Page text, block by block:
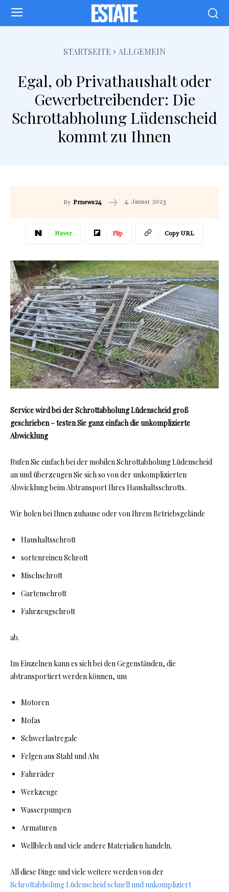
STARTSEITE ALLGEMEIN
Egal, ob Privathaushalt oder
Gewerbetreibender: Die
Schrottabholung Lüdenscheid
kommt zu Ihnen
By Prnews24 4. Januar 2023
Naver Flip Copy URL
Service wird bei der Schrottabholung Lüdenscheid groß
geschrieben – testen Sie ganz einfach die unkomplizierte
Abwicklung
Rufen Sie einfach bei der mobilen Schrottabholung Lüdenscheid
an und überzeugen Sie sich so von der unkomplizierten
Abwicklung beim Abtransport Ihres Haushaltsschrotts.
Wir holen bei Ihnen zuhause oder von Ihrem Betriebsgelände
Haushaltsschrott
sortenreinen Schrott
Mischschrott
Gartenschrott
Fahrzeugschrott
ab.
Im Einzelnen kann es sich bei den Gegenständen, die
abtransportiert werden können, um
Motoren
Mofas
Schwerlastregale
Felgen aus Stahl und Alu
Fahrräder
Werkzeuge
Wasserpumpen
Armaturen
Wellblech und viele andere Materialien handeln.
All diese Dinge und viele weitere werden von der
Schrottabholung Lüdenscheid schnell und unkompliziert